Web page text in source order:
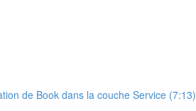
de Book dans la couche Service (7:13)